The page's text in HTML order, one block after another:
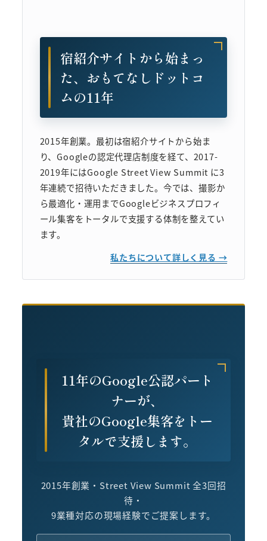
宿紹介サイトから始まっ
た、おもてなしドットコ
ムの11年
2015年創業。最初は宿紹介サイトから始ま
り、Googleの認定代理店制度を経て、2017-
2019年にはGoogle Street View Summit に3
年連続で招待いただきました。今では、撮影か
ら最適化・運用までGoogleビジネスプロフィ
ール集客をトータルで支援する体制を整えてい
ます。
私たちについて詳しく見る →
11年のGoogle公認パート
ナーが、
貴社のGoogle集客をトー
タルで支援します。
2015年創業・Street View Summit 全3回招
待・
9業種対応の現場経験でご提案します。